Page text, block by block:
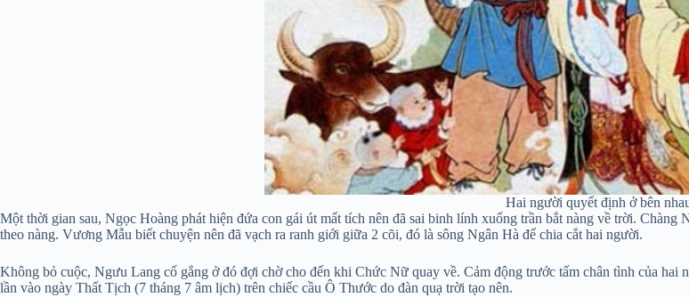
Hai người quyết định ở bên
Một thời gian sau, Ngọc Hoàng phát hiện đứa con gái út mất tích nên đã sai binh lính xuống trần bắt nàng về trời.
theo nàng. Vương Mẫu biết chuyện nên đã vạch ra ranh giới giữa 2 cõi, đó là sông Ngân Hà để chia cắt hai người.
Không bỏ cuộc, Ngưu Lang cố gắng ở đó đợi chờ cho đến khi Chức Nữ quay về. Cảm động trước tấm chân tình của
lần vào ngày Thất Tịch (7 tháng 7 âm lịch) trên chiếc cầu Ô Thước do đàn quạ trời tạo nên.